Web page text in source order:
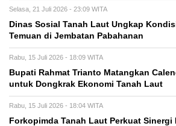
Selasa, 21 Juli 2026 - 23:09 WITA
Dinas Sosial Tanah Laut Ungkap
Temuan di Jembatan Pabahanan
Rabu, 15 Juli 2026 - 18:09 WITA
Bupati Rahmat Trianto Matangkan
untuk Dongkrak Ekonomi Tanah Laut
Rabu, 15 Juli 2026 - 18:04 WITA
Forkopimda Tanah Laut Perkuat Sinergi